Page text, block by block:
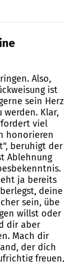
Also,
ist
sein Herz
Klar,
viel
honorieren
beruhigt der
Ablehnung
ja bereits
deine
sein, übe
willst oder
dir aber
Mach dir
der dich
freuen,